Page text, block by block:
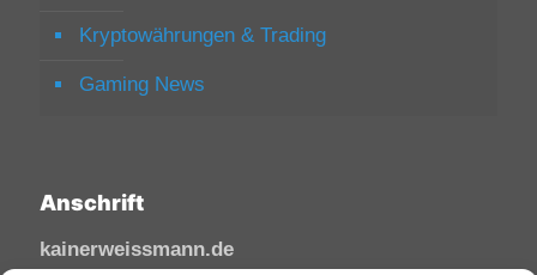
Kryptowährungen & Trading
Gaming News
Anschrift
kainerweissmann.de